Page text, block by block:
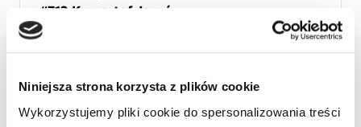
Niniejsza strona korzysta z plików cookie
Wykorzystujemy pliki cookie do spersonalizowania treści
#712 Krzysztof Jaroń
Numer KRS